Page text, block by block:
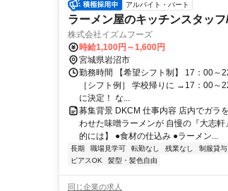
アルバイト・パート
ラーメン屋のキッチンスタッ
株式会社イズムフーズ
時給1,100円～1,600円
宮城県岩沼市
勤務時間 【希望シフト制】 17：00～
［シフト例］ 学校帰りに →17：00
に決定！ な...
募集背景 DKCM 仕事内容 店内でガラ
わせた味噌ラーメンが 自慢の『大志
的には】 ●食材の仕込み ●ラーメン...
長期 職場見学可 転勤なし 残業なし 制服貸与
ピアスOK
髪型・髪色自由
同じ企業の求人